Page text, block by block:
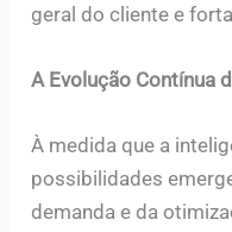
geral do cliente e
A Evolução Contínua
À medida que a
possibilidades
demanda e da